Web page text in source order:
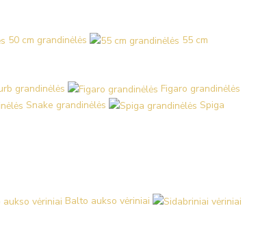
50 cm grandinėlės
55 cm
grandinėlės
Figaro grandinėlės
Snake grandinėlės
Spiga
Balto aukso vėriniai